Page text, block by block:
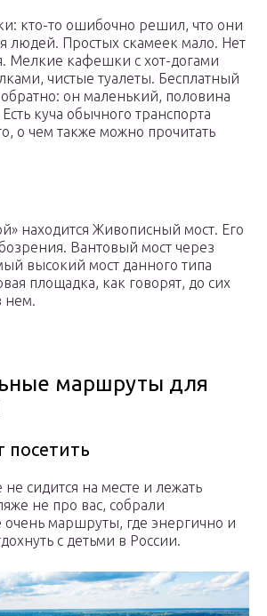
кто-то ошибочно решил, что они
людей. Простых скамеек мало. Нет
Мелкие кафешки с хот-догами
чистые туалеты. Бесплатный
обратно: он маленький, половина
куча обычного транспорта
о чем также можно прочитать
находится Живописный мост. Его
Вантовый мост через
высокий мост данного типа
площадка, как говорят, до сих
нем.
маршруты для
посетить
не сидится на месте и лежать
не про вас, собрали
маршруты, где энергично и
с детьми в России.